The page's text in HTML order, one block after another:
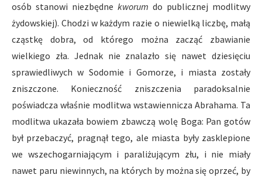
osób stanowi niezbędne kworum do publicznej modlitwy
żydowskiej). Chodzi w każdym razie o niewielką liczbę, małą
cząstkę dobra, od którego można zacząć zbawianie
wielkiego zła. Jednak nie znalazło się nawet dziesięciu
sprawiedliwych w Sodomie i Gomorze, i miasta zostały
zniszczone. Konieczność zniszczenia paradoksalnie
poświadcza właśnie modlitwa wstawiennicza Abrahama. Ta
modlitwa ukazała bowiem zbawczą wolę Boga: Pan gotów
był przebaczyć, pragnął tego, ale miasta były zasklepione
we wszechogarniającym i paraliżującym złu, i nie miały
nawet paru niewinnych, na których by można się oprzeć, by